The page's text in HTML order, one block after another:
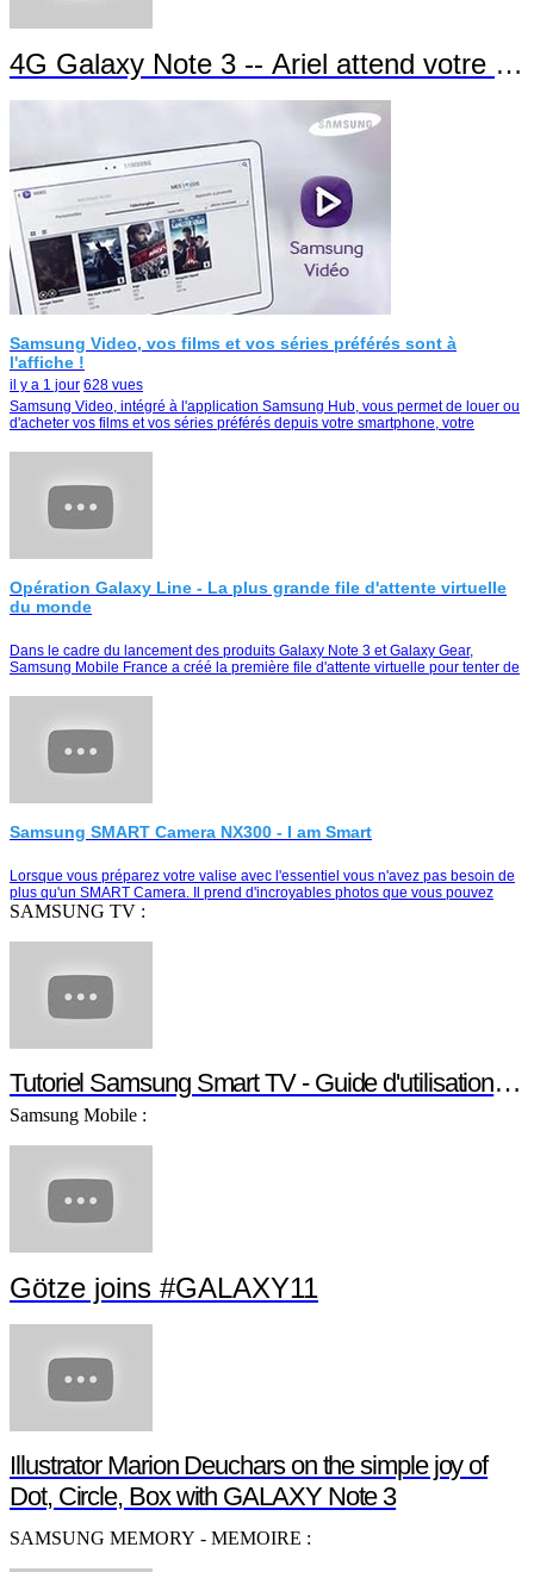
4G Galaxy Note 3 -- Ariel attend votre
Samsung Video, vos films et vos séries préférés sont à
l'affiche !
il y a 1 jour 628 vues
Samsung Video, intégré à l'application Samsung Hub, vous permet de louer ou
d'acheter vos films et vos séries préférés depuis votre smartphone, votre
Opération Galaxy Line - La plus grande file d'attente virtuelle
du monde
Dans le cadre du lancement des produits Galaxy Note 3 et Galaxy Gear,
Samsung Mobile France a créé la première file d'attente virtuelle pour tenter de
Samsung SMART Camera NX300 - I am Smart
Lorsque vous préparez votre valise avec l'essentiel vous n'avez pas besoin de
plus qu'un SMART Camera. Il prend d'incroyables photos que vous pouvez
partager instantanément e…
SAMSUNG TV :
Tutoriel Samsung Smart TV - Guide d'utilisation
Samsung Mobile :
Götze joins #GALAXY11
Illustrator Marion Deuchars on the simple joy of
Dot, Circle, Box with GALAXY Note 3
SAMSUNG MEMORY - MEMOIRE :